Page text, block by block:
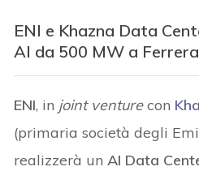
ENI e Khazna Data
AI da 500 MW a
ENI, in joint venturecon
(primaria società degli
realizzerà unAI Data